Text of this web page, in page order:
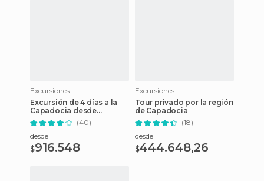
Excursiones
Excursión de 4 días a la
Capadocia desde
Estambul
(40)
desde
$916.548
Excursiones
Tour privado por la región
de Capadocia
(18)
desde
$444.648,26